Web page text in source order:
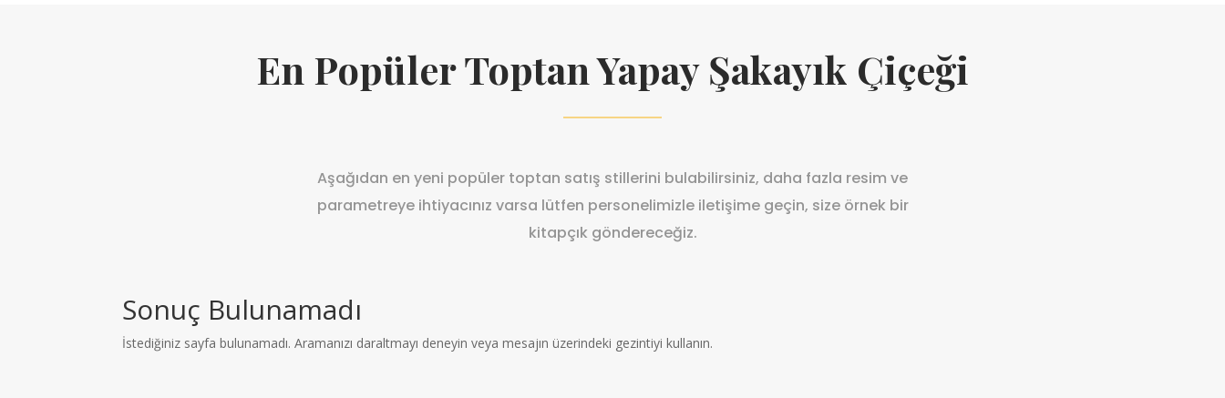
En Popüler Toptan Yapay Şakayık Çiçeği
Aşağıdan en yeni popüler toptan satış stillerini bulabilirsiniz, daha fazla resim ve
parametreye ihtiyacınız varsa lütfen personelimizle iletişime geçin, size örnek bir
kitapçık göndereceğiz.
Sonuç Bulunamadı
İstediğiniz sayfa bulunamadı. Aramanızı daraltmayı deneyin veya mesajın üzerindeki gezintiyi kullanın.